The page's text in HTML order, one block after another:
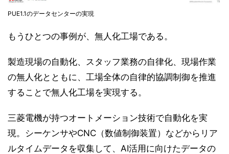
PUE1.1のデータセンターの実現
もうひとつの事例が、無人化工場である。
製造現場の自動化、スタッフ業務の自律化、現場作業
の無人化とともに、工場全体の自律的協調制御を推進
することで無人化工場を実現する。
三菱電機が持つオートメーション技術で自動化を実
現。シーケンサやCNC（数値制御装置）などからリア
ルタイムデータを収集して、AI活用に向けたデータの